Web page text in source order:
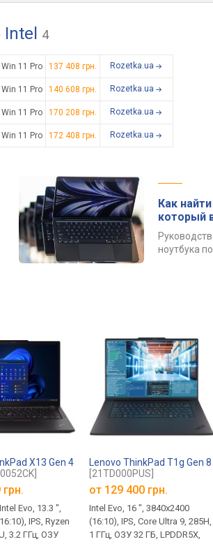
4
Win 11 Pro 137 408 грн. Rozetka.ua
Win 11 Pro 140 608 грн. Rozetka.ua
Win 11 Pro 170 208 грн. Rozetka.ua
Win 11 Pro 172 408 грн. Rozetka.ua
Как
который
ноутбука
X13 Gen 4
Evo, 13.3 ",
IPS, Ryzen
3.2 ГГц, ОЗУ
Lenovo ThinkPad T1g Gen 8
[21TD000PUS]
от 129 400 грн.
Intel Evo, 16 ", 3840x2400
(16:10), IPS, Core Ultra 9, 285H,
1 ГГц, ОЗУ 32 ГБ, LPDDR5X,